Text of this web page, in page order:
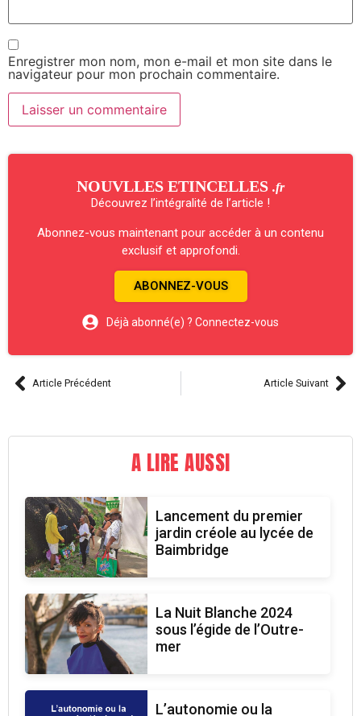
Enregistrer mon nom, mon e-mail et mon site dans le
navigateur pour mon prochain commentaire.
NOUVLLES ETINCELLES .fr
Découvrez l’intégralité de l’article !
Abonnez-vous maintenant pour accéder à un contenu
exclusif et approfondi.
ABONNEZ-VOUS
Déjà abonné(e) ? Connectez-vous
Article Précédent Article Suivant
A LIRE AUSSI
Lancement du premier
jardin créole au lycée de
Baimbridge
La Nuit Blanche 2024
sous l’égide de l’Outre-
mer
L’autonomie ou la